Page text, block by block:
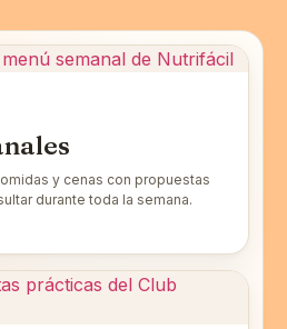
y cenas con propuestas
durante toda la semana.